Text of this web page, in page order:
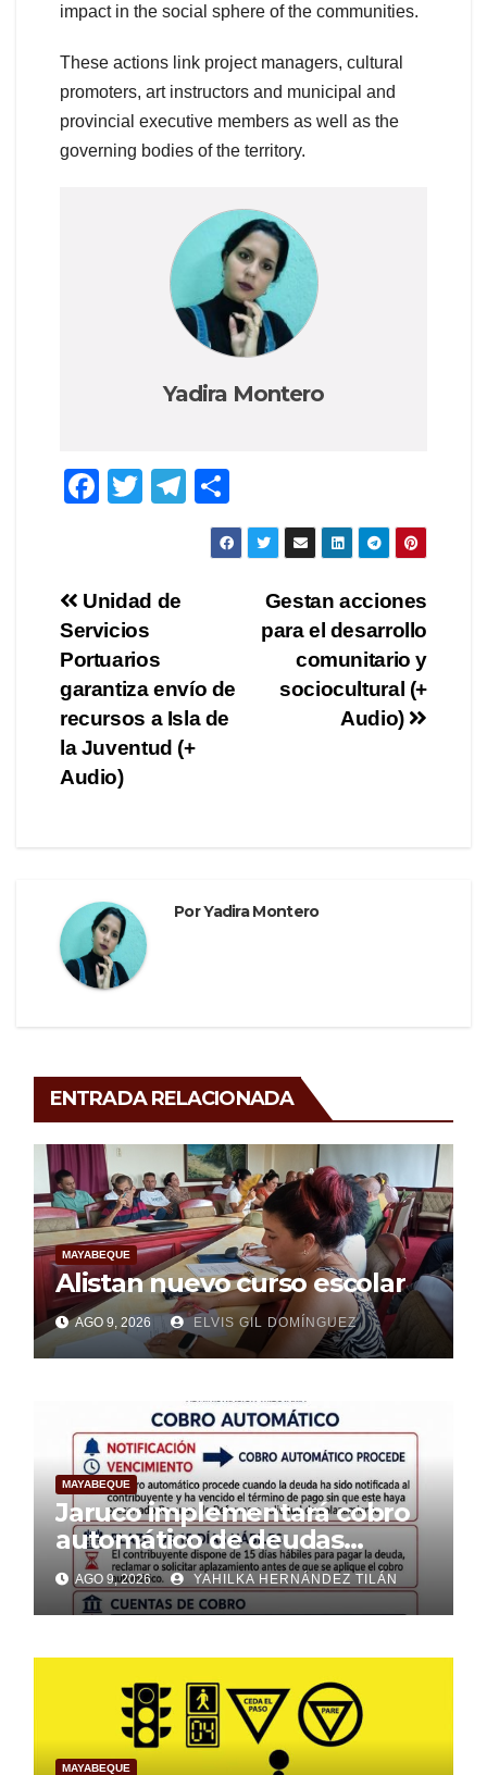
impact in the social sphere of the communities.
These actions link project managers, cultural
promoters, art instructors and municipal and
provincial executive members as well as the
governing bodies of the territory.
Yadira Montero
F
e
b
o
o
k
T
er
T
el o
m
Navegación
de
entradas
Gestan acciones
para el desarrollo
comunitario y
sociocultural (+
Audio)
Unidad de
Servicios
Portuarios
garantiza envío de
recursos a Isla de
la Juventud (+
Audio)
PorYadira Montero
ENTRADA RELACIONADA
MAYABEQUE
Alistan nuevo curso escolar
AGO 9, 2026 ELVIS GIL DOMÍNGUEZ
MAYABEQUE
Jaruco implementará cobro
automático de deudas
tributarias a partir de nuevas
normativas
AGO 9, 2026 YAHILKA HERNÁNDEZ TILÁN
MAYABEQUE